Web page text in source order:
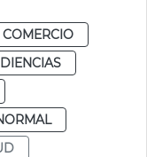
COMERCIO